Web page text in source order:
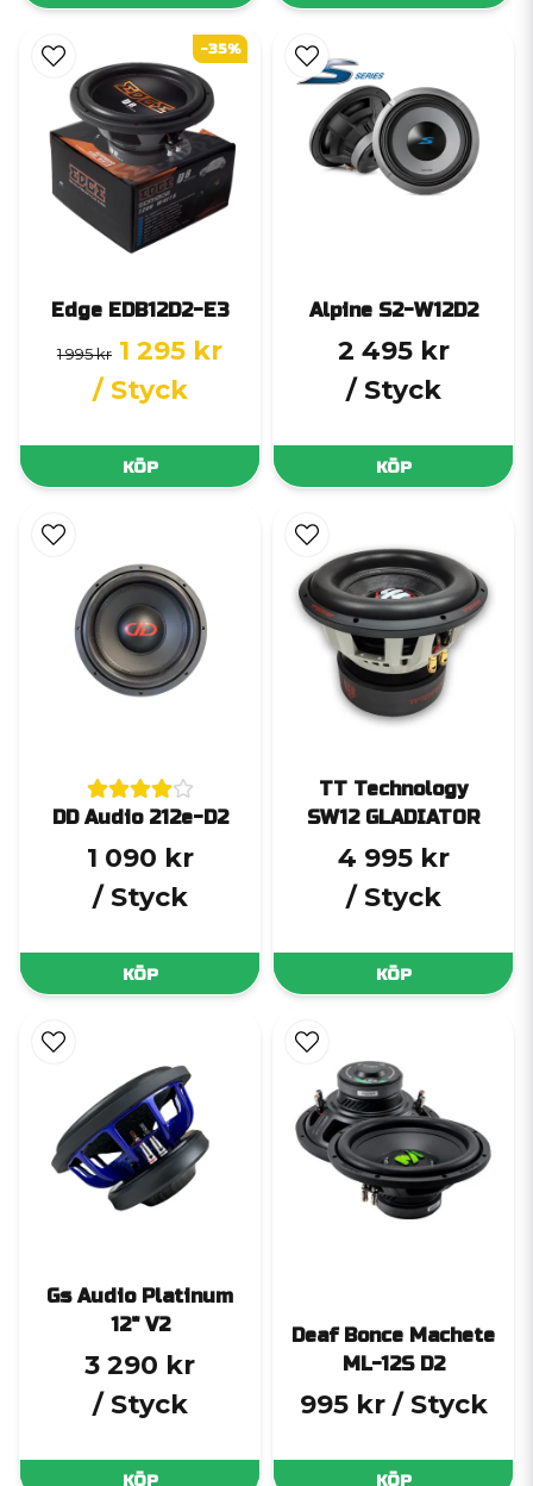
Edge EDB12D2-E3
1 995 kr 1 295 kr
/ Styck
KÖP
-35%
Alpine S2-W12D2
2 495 kr
/ Styck
KÖP
DD Audio 212e-D2
1 090 kr
/ Styck
KÖP
TT Technology
SW12 GLADIATOR
4 995 kr
/ Styck
KÖP
Gs Audio Platinum
12" V2
3 290 kr
/ Styck
KÖP
Deaf Bonce Machete
ML-12S D2
995 kr / Styck
KÖP